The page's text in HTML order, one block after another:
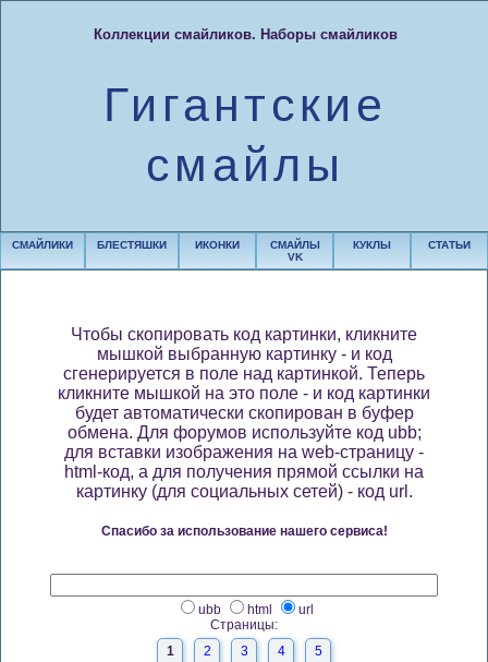
Коллекции смайликов. Наборы смайликов
Гигантские
смайлы
СМАЙЛИКИ БЛЕСТЯШКИ ИКОНКИ
СМАЙЛЫ
VK
КУКЛЫ СТАТЬИ
Чтобы скопировать код картинки, кликните
мышкой выбранную картинку - и код
сгенерируется в поле над картинкой. Теперь
кликните мышкой на это поле - и код картинки
будет автоматически скопирован в буфер
обмена. Для форумов используйте код ubb;
для вставки изображения на web-страницу -
html-код, а для получения прямой ссылки на
картинку (для социальных сетей) - код url.
Спасибо за использование нашего сервиса!
ubb html
url
Страницы:
1
2 3 4 5